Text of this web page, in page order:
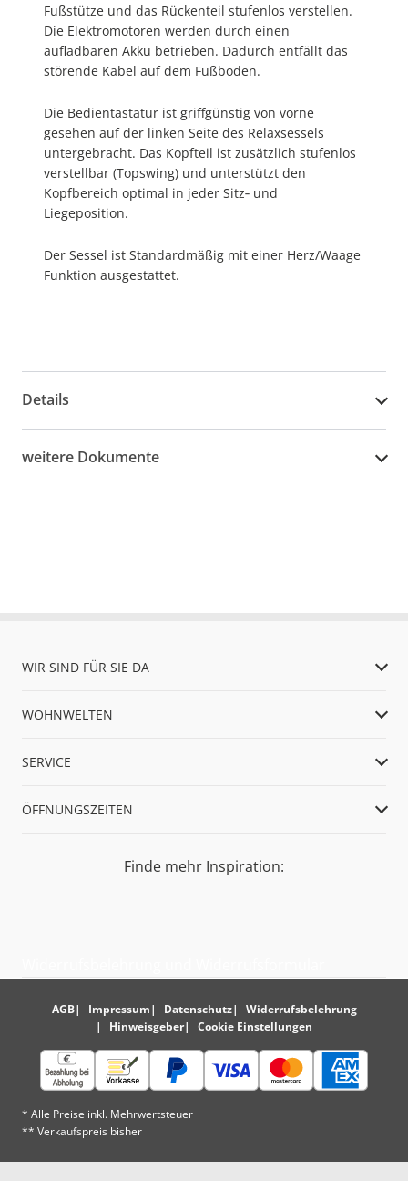
Fußstütze und das Rückenteil stufenlos verstellen.
Die Elektromotoren werden durch einen
aufladbaren Akku betrieben. Dadurch entfällt das
störende Kabel auf dem Fußboden.
Die Bedientastatur ist griffgünstig von vorne
gesehen auf der linken Seite des Relaxsessels
untergebracht. Das Kopfteil ist zusätzlich stufenlos
verstellbar (Topswing) und unterstützt den
Kopfbereich optimal in jeder Sitz‐ und
Liegeposition.
Der Sessel ist Standardmäßig mit einer Herz/Waage
Funktion ausgestattet.
Details
weitere Dokumente
WIR SIND FÜR SIE DA
WOHNWELTEN
SERVICE
ÖFFNUNGSZEITEN
Finde mehr Inspiration:
AGB Impressum Datenschutz
Widerrufsbelehrung
Hinweisgeber
Cookie Einstellungen
* Alle Preise inkl. Mehrwertsteuer
** Verkaufspreis bisher